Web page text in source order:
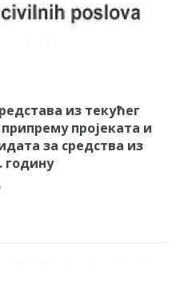
из текућег
пројеката и
за средства из
годину